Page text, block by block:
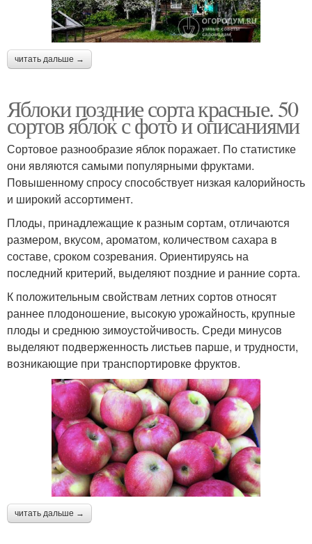
читать дальше →
Яблоки поздние сорта красные. 50
сортов яблок с фото и описаниями
Сортовое разнообразие яблок поражает. По статистике
они являются самыми популярными фруктами.
Повышенному спросу способствует низкая калорийность
и широкий ассортимент.
Плоды, принадлежащие к разным сортам, отличаются
размером, вкусом, ароматом, количеством сахара в
составе, сроком созревания. Ориентируясь на
последний критерий, выделяют поздние и ранние сорта.
К положительным свойствам летних сортов относят
раннее плодоношение, высокую урожайность, крупные
плоды и среднюю зимоустойчивость. Среди минусов
выделяют подверженность листьев парше, и трудности,
возникающие при транспортировке фруктов.
читать дальше →